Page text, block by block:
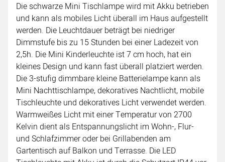
Die schwarze Mini Tischlampe wird mit Akku betrieben
und kann als mobiles Licht überall im Haus aufgestellt
werden. Die Leuchtdauer beträgt bei niedriger
Dimmstufe bis zu 15 Stunden bei einer Ladezeit von
2,5h. Die Mini Kinderleuchte ist 7 cm hoch, hat ein
kleines Design und kann fast überall platziert werden.
Die 3-stufig dimmbare kleine Batterielampe kann als
Mini Nachttischlampe, dekoratives Nachtlicht, mobile
Tischleuchte und dekoratives Licht verwendet werden.
Warmweißes Licht mit einer Temperatur von 2700
Kelvin dient als Entspannungslicht im Wohn-, Flur-
und Schlafzimmer oder bei Grillabenden am
Gartentisch auf Balkon und Terrasse. Die LED